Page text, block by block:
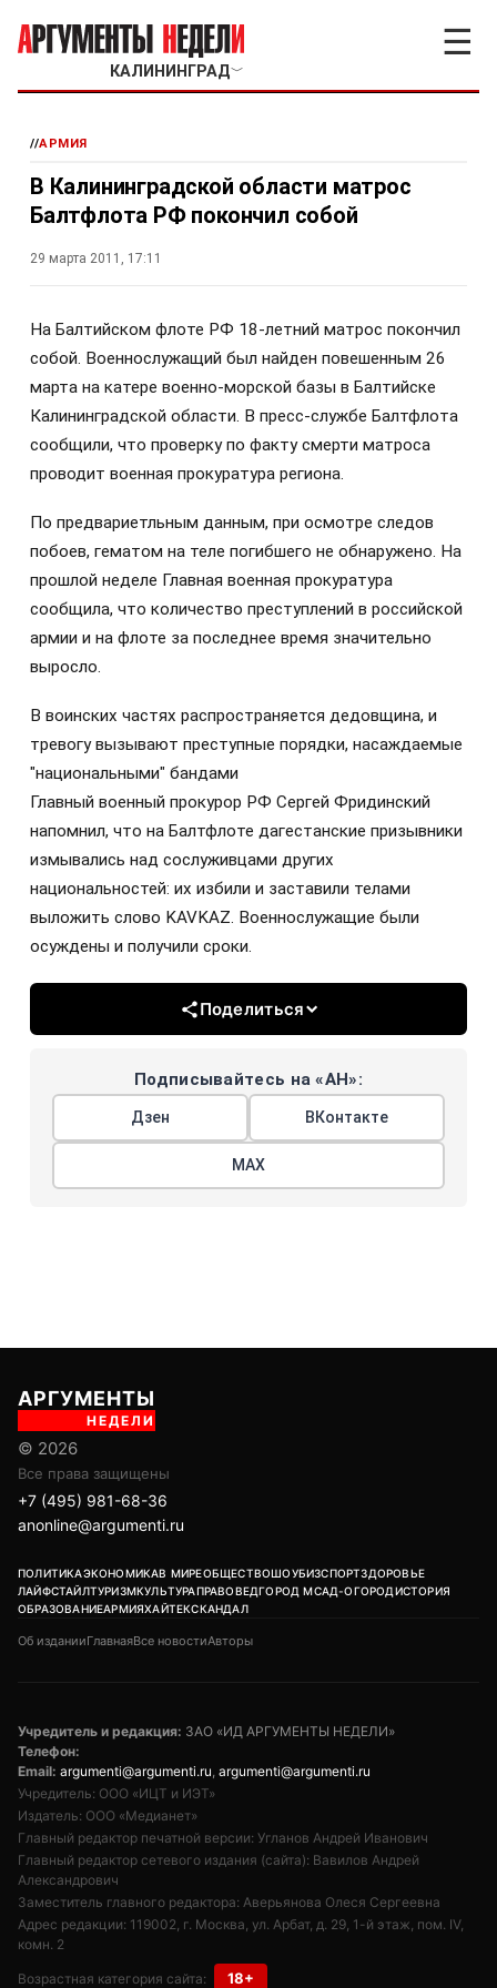
КАЛИНИНГРАД﹀
☰
//АРМИЯ
В Калининградской области матрос
Балтфлота РФ покончил собой
29 марта 2011, 17:11
На Балтийском флоте РФ 18-летний матрос покончил
собой. Военнослужащий был найден повешенным 26
марта на катере военно-морской базы в Балтийске
Калининградской области. В пресс-службе Балтфлота
сообщили, что проверку по факту смерти матроса
проводит военная прокуратура региона.
По предвариетльным данным, при осмотре следов
побоев, гематом на теле погибшего не обнаружено. На
прошлой неделе Главная военная прокуратура
сообщила, что количество преступлений в российской
армии и на флоте за последнее время значительно
выросло.
В воинских частях распространяется дедовщина, и
тревогу вызывают преступные порядки, насаждаемые
"национальными" бандами
Главный военный прокурор РФ Сергей Фридинский
напомнил, что на Балтфлоте дагестанские призывники
измывались над сослуживцами других
национальностей: их избили и заставили телами
выложить слово KAVKAZ. Военнослужащие были
осуждены и получили сроки.
Поделиться
Подписывайтесь на «АН»:
Дзен ВКонтакте
МАХ
АРГУМЕНТЫ
НЕДЕЛИ
© 2026
Все права защищены
+7 (495) 981-68-36
anonline@argumenti.ru
ПОЛИТИКАЭКОНОМИКАВ МИРЕОБЩЕСТВОШОУБИЗСПОРТЗДОРОВЬЕ
ЛАЙФСТАЙЛТУРИЗМКУЛЬТУРАПРАВОВЕДГОРОД МСАД-ОГОРОДИСТОРИЯ
ОБРАЗОВАНИЕАРМИЯХАЙТЕКСКАНДАЛ
Об изданииГлавнаяВсе новостиАвторы
Учредитель и редакция: ЗАО «ИД АРГУМЕНТЫ НЕДЕЛИ»
Телефон:
Email: argumenti@argumenti.ru, argumenti@argumenti.ru
Учредитель: ООО «ИЦТ и ИЭТ»
Издатель: ООО «Медианет»
Главный редактор печатной версии: Угланов Андрей Иванович
Главный редактор сетевого издания (сайта): Вавилов Андрей
Александрович
Заместитель главного редактора: Аверьянова Олеся Сергеевна
Адрес редакции: 119002, г. Москва, ул. Арбат, д. 29, 1-й этаж, пом. IV,
комн. 2
Возрастная категория сайта: 18+